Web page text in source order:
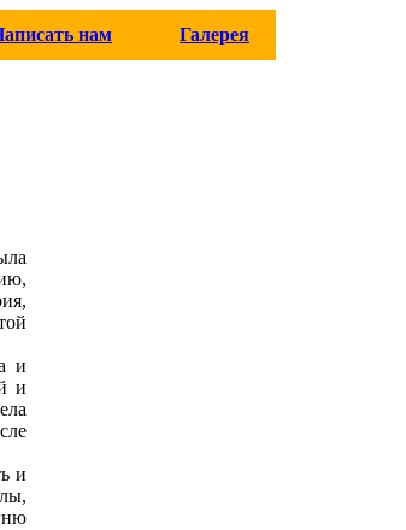
нам Галерея
и
и
и